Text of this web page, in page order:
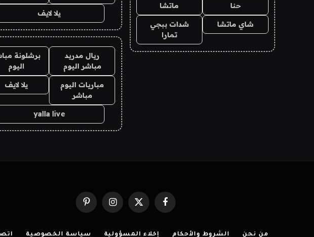
حنا ماتشا
شاي ماتشا
شدات ببجي
تمارا
يلا لايف
ريال مدريد
مباشر اليوم
برشلونة
اليوم
مباريات اليوم
مباشر
يلا لايف
yalla live
فيسبوك X
الانستغرامبينتيريست
من نحن الشروط والأحكام إخلاء المسؤولية سياسة الخصوصية